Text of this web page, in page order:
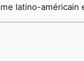
latino-